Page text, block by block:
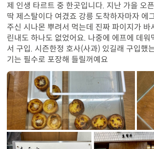
제 인생 타르트 중 한곳입니다. 지난 가을 오
딱 제스탈이다 여겼죠 강릉 도착하자마자 에
주신 시나몬 뿌려서 먹는데 진짜 파이지가 바
린내도 하나도 없었어요. 나중에 에프에 데
서 구입. 시즌한정 호사(사과) 있길래 구입했
기는 필수로 포장해 들릴꺼예요